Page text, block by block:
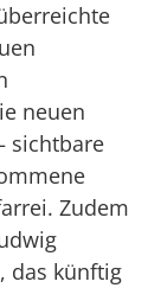
neuen
sichtbare
Zudem
das künftig